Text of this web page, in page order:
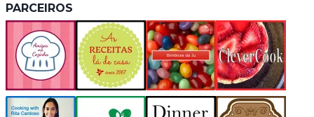
PARCEIROS